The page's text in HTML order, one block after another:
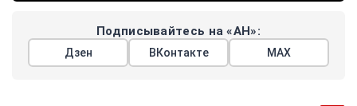
Подписывайтесь на «АН»:
Дзен ВКонтакте МАХ